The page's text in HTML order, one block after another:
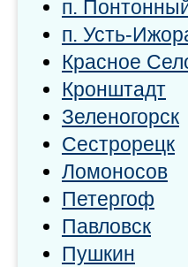
п.
п. Усть-
Красное
Кронштадт
Зеленогорск
Сестрорецк
Ломоносов
Петергоф
Павловск
Пушкин